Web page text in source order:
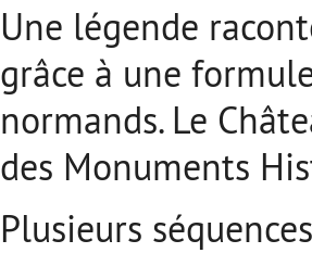
Une légende
grâce à une
normands. Le
des Monuments
Plusieurs